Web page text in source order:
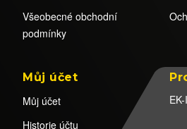
Všeobecné obchodní
podmínky
Můj účet
Můj účet
Historie účtu